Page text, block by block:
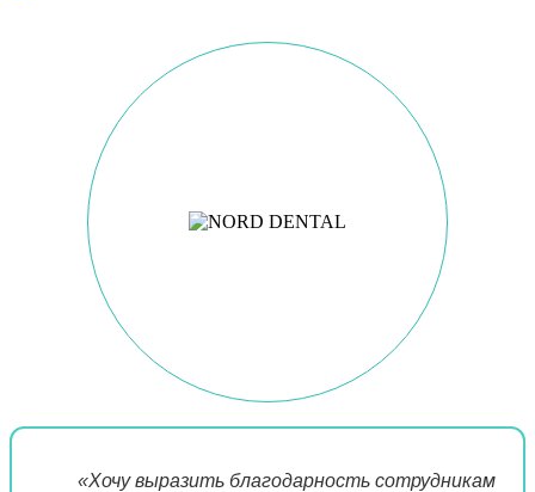
«Хочу выразить благодарность сотрудникам